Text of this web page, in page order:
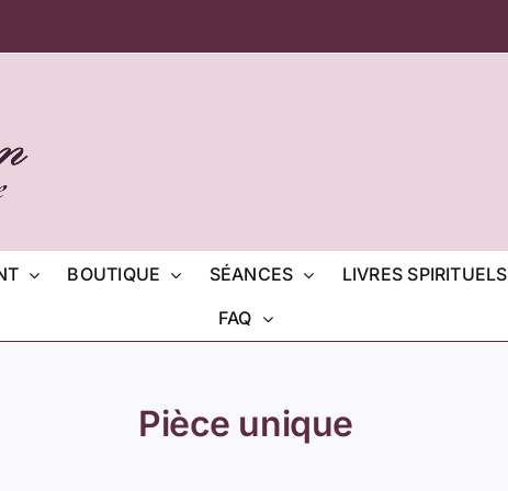
BOUTIQUE SÉANCES LIVRES SPIRITUELS
FAQ
Pièce unique